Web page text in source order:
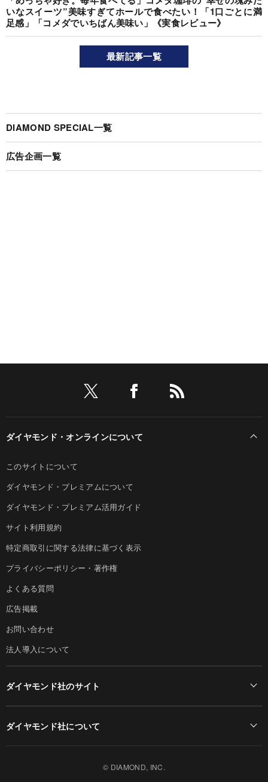
いなスイーツ”美味すぎてホールで食べたい！「1口ごとに満
足感」「コメダでいちばん美味い」《実食レビュー》
最新記事一覧
DIAMOND SPECIAL一覧
広告企画一覧
ダイヤモンド・オンラインについて
このサイトについて
ダイヤモンド・プレミアムについて
ダイヤモンド・プレミアム活用ガイド
サイト利用規約
特定商取引に関する法律に基づく表示
プライバシーポリシー・著作権
よくある質問
広告掲載
お問い合わせ
法人導入について
ダイヤモンド社のサイト
ダイヤモンド社について
© DIAMOND, INC.